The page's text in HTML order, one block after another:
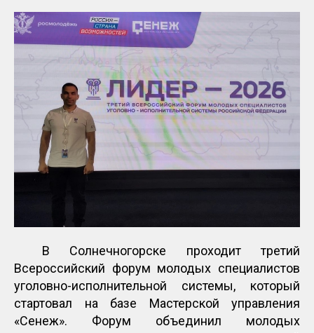
В Солнечногорске проходит третий
Всероссийский форум молодых специалистов
уголовно-исполнительной системы, который
стартовал на базе Мастерской управления
«Сенеж». Форум объединил молодых